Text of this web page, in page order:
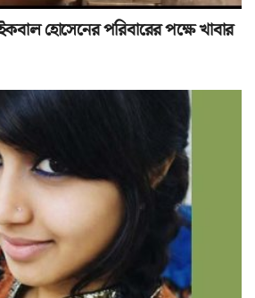
হোসেনের পরিবারের পক্ষে খাবার